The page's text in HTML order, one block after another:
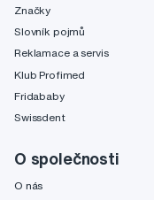
Značky
Slovník pojmů
Reklamace a servis
Klub Profimed
Fridababy
Swissdent
O společnosti
O nás